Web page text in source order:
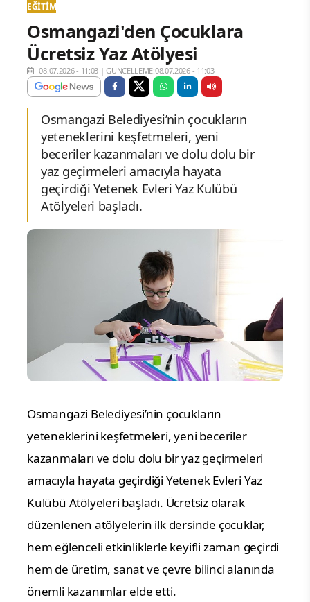
EĞITIM
Osmangazi'den Çocuklara
Ücretsiz Yaz Atölyesi
08.07.2026 - 11:03 |GÜNCELLEME:08.07.2026 - 11:03
Osmangazi Belediyesi’nin çocukların
yeteneklerini keşfetmeleri, yeni
beceriler kazanmaları ve dolu dolu bir
yaz geçirmeleri amacıyla hayata
geçirdiği Yetenek Evleri Yaz Kulübü
Atölyeleri başladı.
Osmangazi Belediyesi’nin çocukların
yeteneklerini keşfetmeleri, yeni beceriler
kazanmaları ve dolu dolu bir yaz geçirmeleri
amacıyla hayata geçirdiği Yetenek Evleri Yaz
Kulübü Atölyeleri başladı. Ücretsiz olarak
düzenlenen atölyelerin ilk dersinde çocuklar,
hem eğlenceli etkinliklerle keyifli zaman geçirdi
hem de üretim, sanat ve çevre bilinci alanında
önemli kazanımlar elde etti.